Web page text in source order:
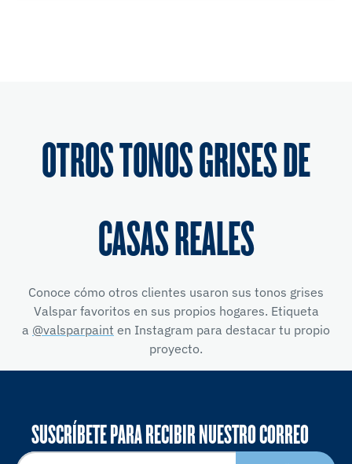
OTROS TONOS GRISES DE
CASAS REALES
Conoce cómo otros clientes usaron sus tonos grises
Valspar favoritos en sus propios hogares. Etiqueta
a @valsparpaint en Instagram para destacar tu propio
proyecto.
SUSCRÍBETE PARA RECIBIR NUESTRO CORREO